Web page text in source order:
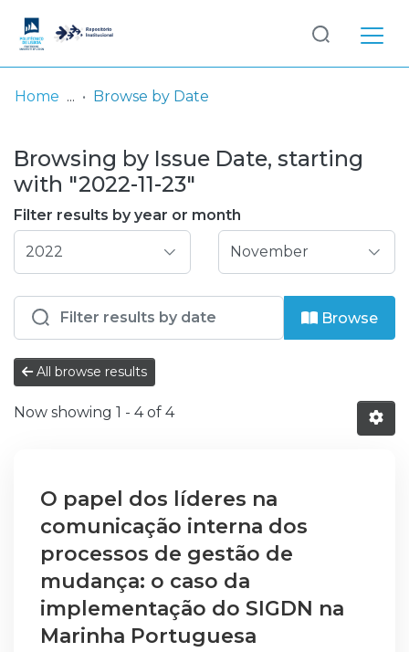
& Collections
Browse repository
Entities
Log
In
Home Browse by Date
Browsing by Issue Date, starting
with "2022-11-23"
Filter results by year or month
Browse
All browse results
Now showing 1 - 4 of 4
O papel dos líderes na
comunicação interna dos
processos de gestão de
mudança: o caso da
implementação do SIGDN na
Marinha Portuguesa